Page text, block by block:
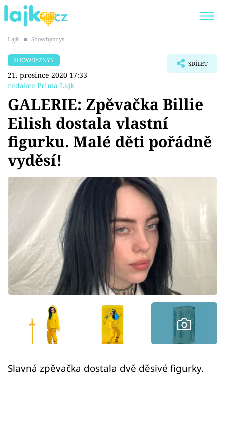
SHOPAHOLICADEL
Témata
Showbyznys
Youtubeři
Sex a vztahy
Videa
Sledujte prima+
Přihlášení
Sledujte nás
Lajk ■ Showbyznys
SHOWBYZNYS
21. prosince 2020 17:33
redakce Prima Lajk
SDÍLET
GALERIE: Zpěvačka Billie
Eilish dostala vlastní
figurku. Malé děti pořádně
vyděsí!
Slavná zpěvačka dostala dvě děsivé figurky.